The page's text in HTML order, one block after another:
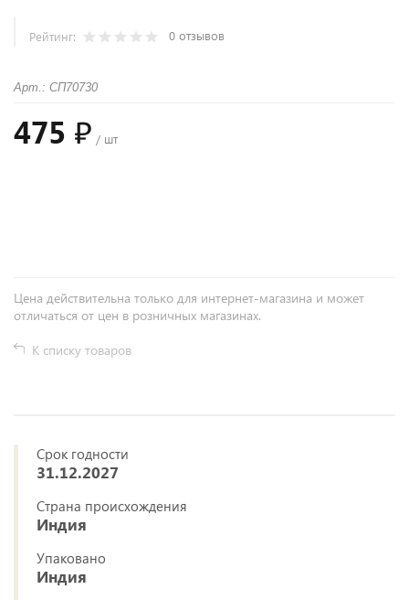
Рейтинг: 0 отзывов
Арт.: СП70730
475 ₽ / шт
Цена действительна только для интернет-магазина и может
отличаться от цен в розничных магазинах.
К списку товаров
Срок годности
31.12.2027
Страна происхождения
Индия
Упаковано
Индия